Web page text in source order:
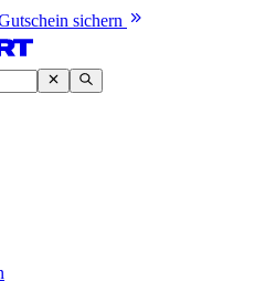
sichern